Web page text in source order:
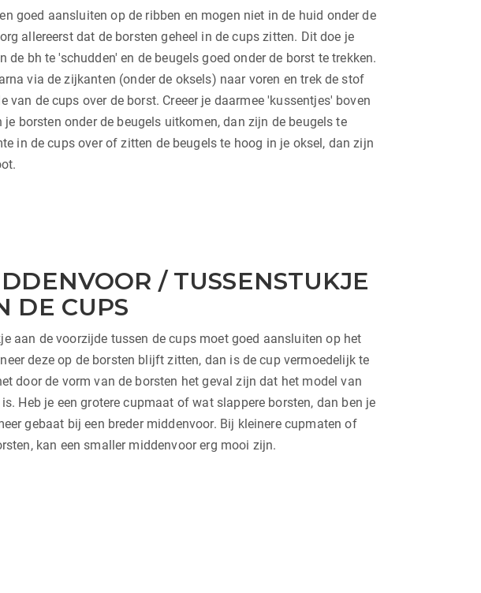
goed aansluiten op de ribben en mogen niet in de huid onder de
allereerst dat de borsten geheel in de cups zitten. Dit doe je
de bh te 'schudden' en de beugels goed onder de borst te trekken.
via de zijkanten (onder de oksels) naar voren en trek de stof
van de cups over de borst. Creeer je daarmee 'kussentjes' boven
borsten onder de beugels uitkomen, dan zijn de beugels te
in de cups over of zitten de beugels te hoog in je oksel, dan zijn
/ TUSSENSTUKJE
DE CUPS
aan de voorzijde tussen de cups moet goed aansluiten op het
deze op de borsten blijft zitten, dan is de cup vermoedelijk te
door de vorm van de borsten het geval zijn dat het model van
Heb je een grotere cupmaat of wat slappere borsten, dan ben je
gebaat bij een breder middenvoor. Bij kleinere cupmaten of
kan een smaller middenvoor erg mooi zijn.